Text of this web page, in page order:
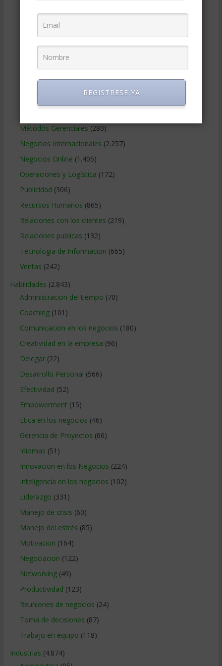
Estrategia Empresarial
Finanzas Corporativas(748)
Gobierno Corporativo(11)
(125)
Métodos Gerenciales (280)
Negocios Internacionales (2.257)
Negocios Online (1.405)
Operaciones y Logística (172)
Publicidad (306)
Recursos Humanos (865)
Relaciones con los clientes (219)
Relaciones publicas (132)
Tecnologia de Informacion (665)
Ventas (242)
Habilidades (2.843)
Administracion del tiempo (70)
Coaching(101)
Comunicacion en los negocios (180)
Creatividad en la empresa (96)
Delegar(22)
Desarrollo Personal (566)
Efectividad (52)
Empowerment (15)
Etica en los negocios (46)
Gerencia de Proyectos (66)
Idiomas (51)
Innovacion en los Negocios (224)
Inteligencia en los negocios (102)
Liderazgo (331)
Manejo de crisis (60)
Manejo del estrés (85)
Motivacion (164)
Negociacion (122)
Networking(49)
Productividad (123)
Reuniones de negocios (24)
Toma de decisiones (87)
Trabajo en equipo (118)
Industrias (4.874)
REGISTRESE YA